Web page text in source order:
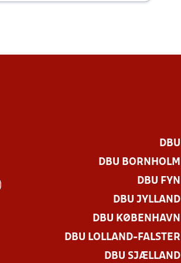
DBU
DBU BORNHOLM
DBU FYN
DBU JYLLAND
DBU KØBENHAVN
DBU LOLLAND-FALSTER
DBU SJÆLLAND